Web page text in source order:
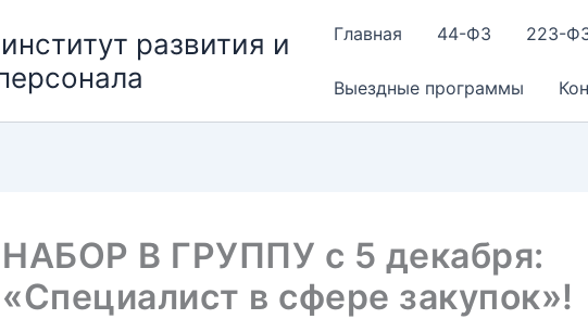
развития и
Главная 44-ФЗ 223-
Выездные программы
НАБОР В ГРУППУ с 5 декабря:
«Специалист в сфере закупок»!